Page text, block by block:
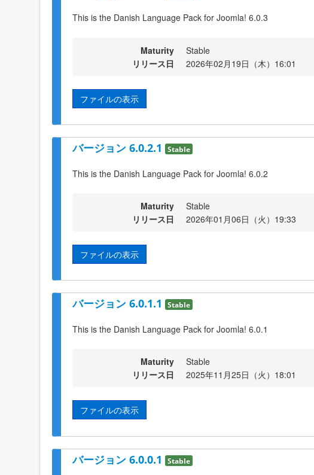
This is the Danish Language Pack for Joomla! 6.0.3
Maturity
Stable
リリース日
2026年02月19日（木）16:01
ファイルの表示
バージョン 6.0.2.1 Stable
This is the Danish Language Pack for Joomla! 6.0.2
Maturity
Stable
リリース日
2026年01月06日（火）19:33
ファイルの表示
バージョン 6.0.1.1 Stable
This is the Danish Language Pack for Joomla! 6.0.1
Maturity
Stable
リリース日
2025年11月25日（火）18:01
ファイルの表示
バージョン 6.0.0.1 Stable